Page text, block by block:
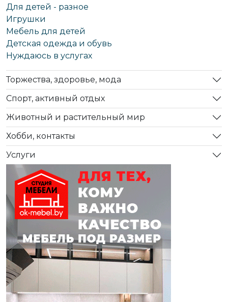
Для детей - разное
Игрушки
Мебель для детей
Детская одежда и обувь
Нуждаюсь в услугах
Торжества, здоровье, мода
Спорт, активный отдых
Животный и растительный мир
Хобби, контакты
Услуги